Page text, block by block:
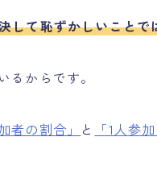
して恥ずかしいことで
るからです。
者の割合」 と 「1人参